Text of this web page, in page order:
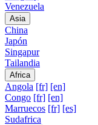
Venezuela
Asia
China
Japón
Singapur
Tailandia
Africa
Angola [fr] [en]
Congo [fr] [en]
Marruecos [fr] [es]
Sudafrica